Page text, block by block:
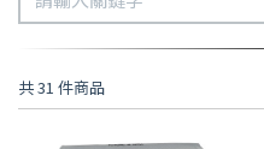
單
共 31 件商品